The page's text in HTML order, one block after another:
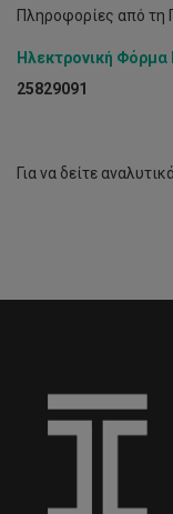
Πληροφορίες από τη
Ηλεκτρονική Φόρμα
25829091
Για να δείτε